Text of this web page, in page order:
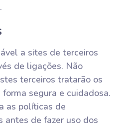
a sites de terceiros
de ligações. Não
terceiros tratarão os
segura e cuidadosa.
as políticas de
antes de fazer uso dos